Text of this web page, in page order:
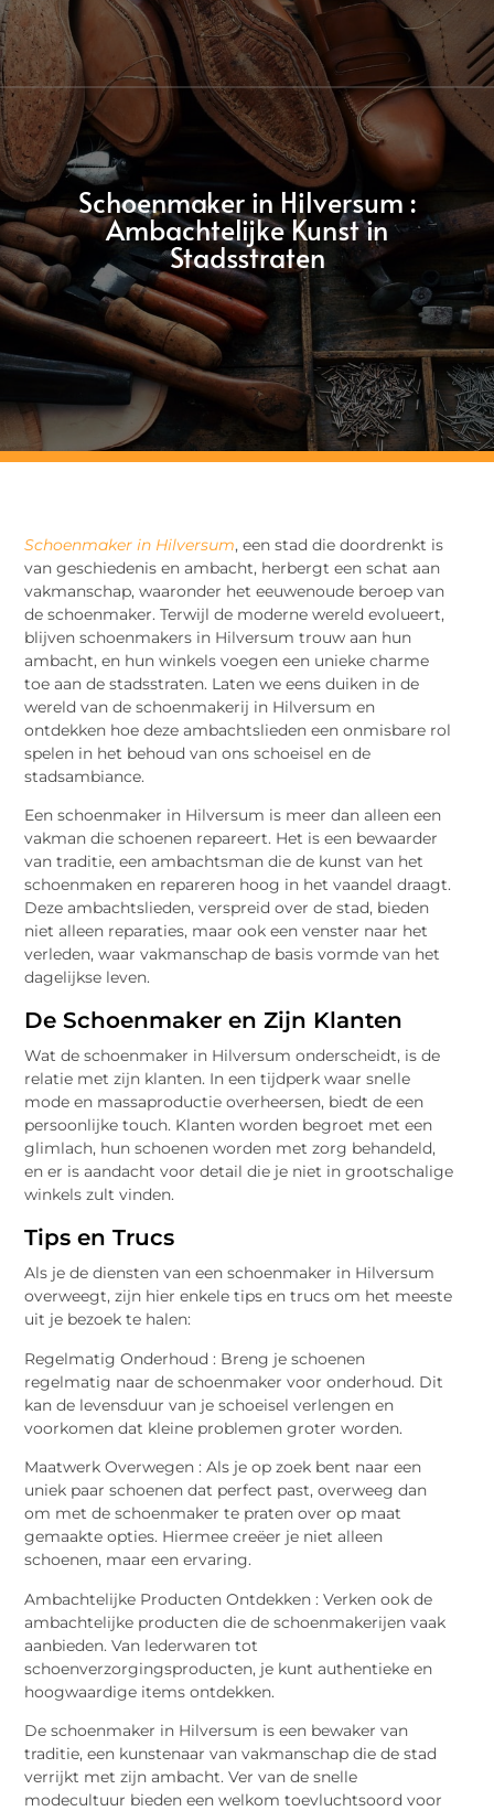
Schoenmaker in Hilversum :
Ambachtelijke Kunst in
Stadsstraten
Schoenmaker in Hilversum, een stad die doordrenkt is
van geschiedenis en ambacht, herbergt een schat aan
vakmanschap, waaronder het eeuwenoude beroep van
de schoenmaker. Terwijl de moderne wereld evolueert,
blijven schoenmakers in Hilversum trouw aan hun
ambacht, en hun winkels voegen een unieke charme
toe aan de stadsstraten. Laten we eens duiken in de
wereld van de schoenmakerij in Hilversum en
ontdekken hoe deze ambachtslieden een onmisbare rol
spelen in het behoud van ons schoeisel en de
stadsambiance.
Een schoenmaker in Hilversum is meer dan alleen een
vakman die schoenen repareert. Het is een bewaarder
van traditie, een ambachtsman die de kunst van het
schoenmaken en repareren hoog in het vaandel draagt.
Deze ambachtslieden, verspreid over de stad, bieden
niet alleen reparaties, maar ook een venster naar het
verleden, waar vakmanschap de basis vormde van het
dagelijkse leven.
De Schoenmaker en Zijn Klanten
Wat de schoenmaker in Hilversum onderscheidt, is de
relatie met zijn klanten. In een tijdperk waar snelle
mode en massaproductie overheersen, biedt de een
persoonlijke touch. Klanten worden begroet met een
glimlach, hun schoenen worden met zorg behandeld,
en er is aandacht voor detail die je niet in grootschalige
winkels zult vinden.
Tips en Trucs
Als je de diensten van een schoenmaker in Hilversum
overweegt, zijn hier enkele tips en trucs om het meeste
uit je bezoek te halen:
Regelmatig Onderhoud : Breng je schoenen
regelmatig naar de schoenmaker voor onderhoud. Dit
kan de levensduur van je schoeisel verlengen en
voorkomen dat kleine problemen groter worden.
Maatwerk Overwegen : Als je op zoek bent naar een
uniek paar schoenen dat perfect past, overweeg dan
om met de schoenmaker te praten over op maat
gemaakte opties. Hiermee creëer je niet alleen
schoenen, maar een ervaring.
Ambachtelijke Producten Ontdekken : Verken ook de
ambachtelijke producten die de schoenmakerijen vaak
aanbieden. Van lederwaren tot
schoenverzorgingsproducten, je kunt authentieke en
hoogwaardige items ontdekken.
De schoenmaker in Hilversum is een bewaker van
traditie, een kunstenaar van vakmanschap die de stad
verrijkt met zijn ambacht. Ver van de snelle
modecultuur bieden een welkom toevluchtsoord voor